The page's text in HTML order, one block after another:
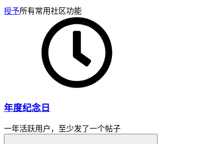
授予所有常用社区功能
年度纪念日
一年活跃用户，至少发了一个帖子